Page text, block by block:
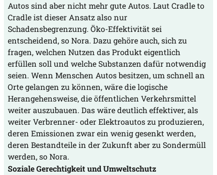
Autos sind aber nicht mehr gute Autos. Laut Cradle to
Cradle ist dieser Ansatz also nur
Schadensbegrenzung. Öko-Effektivität sei
entscheidend, so Nora. Dazu gehöre auch, sich zu
fragen, welchen Nutzen das Produkt eigentlich
erfüllen soll und welche Substanzen dafür notwendig
seien. Wenn Menschen Autos besitzen, um schnell an
Orte gelangen zu können, wäre die logische
Herangehensweise, die öffentlichen Verkehrsmittel
weiter auszubauen. Das wäre deutlich effektiver, als
weiter Verbrenner- oder Elektroautos zu produzieren,
deren Emissionen zwar ein wenig gesenkt werden,
deren Bestandteile in der Zukunft aber zu Sondermüll
werden, so Nora.
Soziale Gerechtigkeit und Umweltschutz